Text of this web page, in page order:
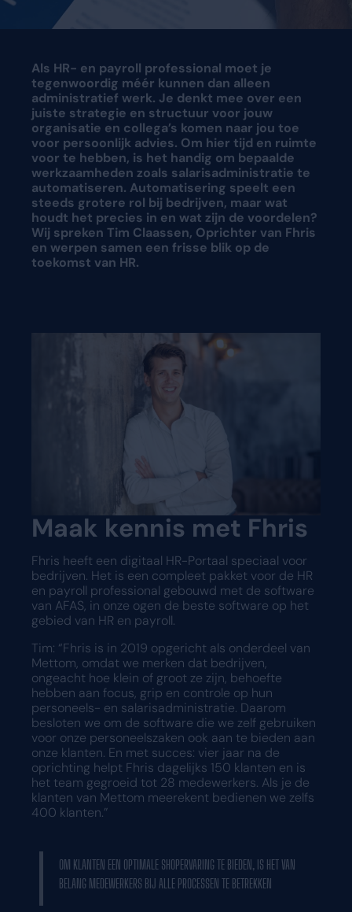
Als HR- en payroll professional moet je
tegenwoordig méér kunnen dan alleen
administratief werk. Je denkt mee over een
juiste strategie en structuur voor jouw
organisatie en collega’s komen naar jou toe
voor persoonlijk advies. Om hier tijd en ruimte
voor te hebben, is het handig om bepaalde
werkzaamheden zoals salarisadministratie te
automatiseren. Automatisering speelt een
steeds grotere rol bij bedrijven, maar wat
houdt het precies in en wat zijn de voordelen?
Wij spreken Tim Claassen, Oprichter van Fhris
en werpen samen een frisse blik op de
toekomst van HR.
Maak kennis met Fhris
Fhris heeft een digitaal HR-Portaal speciaal voor
bedrijven. Het is een compleet pakket voor de HR
en payroll professional gebouwd met de software
van AFAS, in onze ogen de beste software op het
gebied van HR en payroll.
Tim: “Fhris is in 2019 opgericht als onderdeel van
Mettom, omdat we merken dat bedrijven,
ongeacht hoe klein of groot ze zijn, behoefte
hebben aan focus, grip en controle op hun
personeels- en salarisadministratie. Daarom
besloten we om de software die we zelf gebruiken
voor onze personeelszaken ook aan te bieden aan
onze klanten. En met succes: vier jaar na de
oprichting helpt Fhris dagelijks 150 klanten en is
het team gegroeid tot 28 medewerkers. Als je de
klanten van Mettom meerekent bedienen we zelfs
400 klanten.”
OM KLANTEN EEN OPTIMALE SHOPERVARING TE BIEDEN, IS HET VAN
BELANG MEDEWERKERS BIJ ALLE PROCESSEN TE BETREKKEN